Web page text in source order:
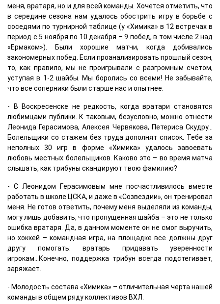
меня, вратаря, но и для всей команды. Хочется отметить, что
в середине сезона нам удалось обострить игру в борьбе с
соседями по турнирной таблице (у «Химика» в 12 встречах в
период с 5 ноября по 10 декабря – 9 побед, в том числе 2 над
«Ермаком»). Были хорошие матчи, когда добивались
закономерных побед. Если проанализировать прошлый сезон,
то, как правило, мы не проигрывали с разгромным счетом,
уступая в 1-2 шайбы. Мы боролись со всеми! Не забывайте,
что все соперники были старше нас и опытнее.
- В Воскресенске не редкость, когда вратари становятся
любимцами публики. К таковым, безусловно, можно отнести
Леонида Герасимова, Алексея Червякова, Петериса Скудру...
Болельщики со стажем без труда дополнят список. Тебе за
неполных 30 игр в форме «Химика» удалось завоевать
любовь местных болельщиков. Каково это – во время матча
слышать, как трибуны скандируют твою фамилию?
- С Леонидом Герасимовым мне посчастливилось вместе
работать в школе ЦСКА, и даже в «Созвездии», он тренировал
меня. Не готов ответить, почему меня выделяли из команды,
могу лишь добавить, что пропущенная шайба – это не только
ошибка вратаря. Да, в данном моменте он не смог выручить,
но хоккей – командная игра, на площадке все должны друг
другу помогать: вратарь придавать уверенности
игрокам...Конечно, поддержка трибун всегда подстегивает,
заряжает.
- Молодость состава «Химика» – отличительная черта нашей
команды в общем ряду коллективов ВХЛ.